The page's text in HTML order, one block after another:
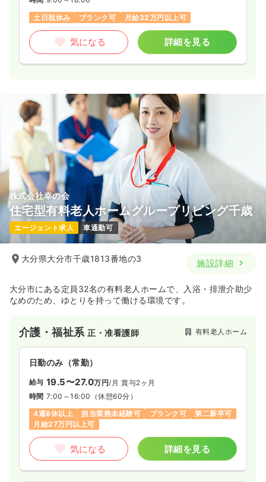
土日祝休み
ブランク可 月給32万円以上可
気になる 詳細を見る
株式会社幸の会
住宅型有料老人ホームグループリビング千歳
エージェント求人 車通勤可
大分県大分市千歳1813番地の3 施設詳細
大分市にある定員32名の有料老人ホームで、入浴・排泄介助少
なめのため、ゆとりを持って働ける環境です。
介護・福祉系正・准看護師 有料老人ホーム
日勤のみ（常勤）
給与 19.5〜27.0万円/月 賞与2ヶ月
時間 7:00～16:00 （休憩60分）
4週8休以上
担当業務未経験可 ブランク可
第二新卒可
月給27万円以上可
気になる 詳細を見る